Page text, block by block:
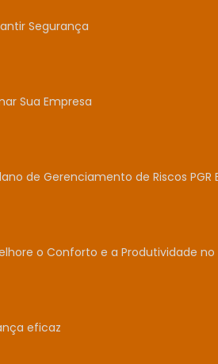
Segurança
Sua Empresa
de Gerenciamento de Riscos PGR
o Conforto e a Produtividade no
eficaz